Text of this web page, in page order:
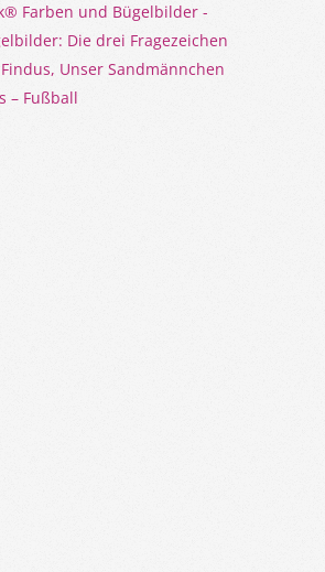
Farben und Bügelbilder -
Die drei Fragezeichen
Unser Sandmännchen
– Fußball